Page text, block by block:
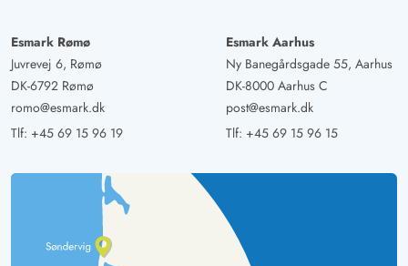
Esmark Rømø
Juvrevej 6, Rømø
DK-6792 Rømø
romo@esmark.dk
Tlf: +45 69 15 96 19
Esmark Aarhus
Ny Banegårdsgade 55, Aarhus
DK-8000 Aarhus C
post@esmark.dk
Tlf: +45 69 15 96 15